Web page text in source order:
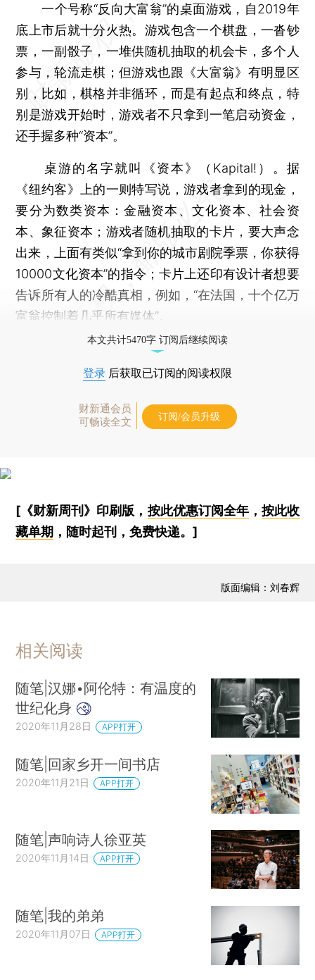
一个号称“反向大富翁”的桌面游戏，自2019年
底上市后就十分火热。游戏包含一个棋盘，一沓钞
票，一副骰子，一堆供随机抽取的机会卡，多个人
参与，轮流走棋；但游戏也跟《大富翁》有明显区
别，比如，棋格并非循环，而是有起点和终点，特
别是游戏开始时，游戏者不只拿到一笔启动资金，
还手握多种“资本”。
桌游的名字就叫《资本》（Kapital!）。据
《纽约客》上的一则特写说，游戏者拿到的现金，
要分为数类资本：金融资本、文化资本、社会资
本、象征资本；游戏者随机抽取的卡片，要大声念
出来，上面有类似“拿到你的城市剧院季票，你获得
10000文化资本”的指令；卡片上还印有设计者想要
告诉所有人的冷酷真相，例如，“在法国，十个亿万
富翁控制着几乎所有媒体”。
本文共计5470字 订阅后继续阅读
登录 后获取已订阅的阅读权限
财新通会员
可畅读全文
订阅/会员升级
[《财新周刊》印刷版， 按此优惠订阅全年， 按此收
藏单期 ，随时起刊，免费快递。]
版面编辑：刘春辉
相关阅读
随笔|汉娜•阿伦特：有温度的
世纪化身
2020年11月28日 APP打开
随笔|回家乡开一间书店
2020年11月21日 APP打开
随笔|声响诗人徐亚英
2020年11月14日 APP打开
随笔|我的弟弟
2020年11月07日 APP打开